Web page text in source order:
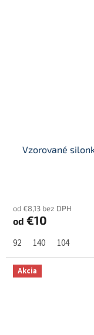
Vzorované
od €8,13 bez DPH
od €10
92 140 104
Akcia